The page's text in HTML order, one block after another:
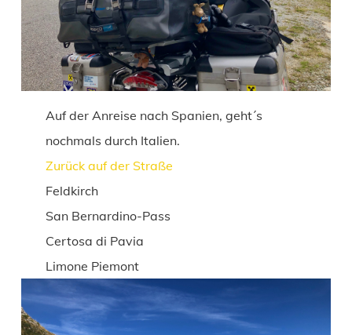
Auf der Anreise nach Spanien, geht´s
nochmals durch Italien.
Zurück auf der Straße
Feldkirch
San Bernardino-Pass
Certosa di Pavia
Limone Piemont